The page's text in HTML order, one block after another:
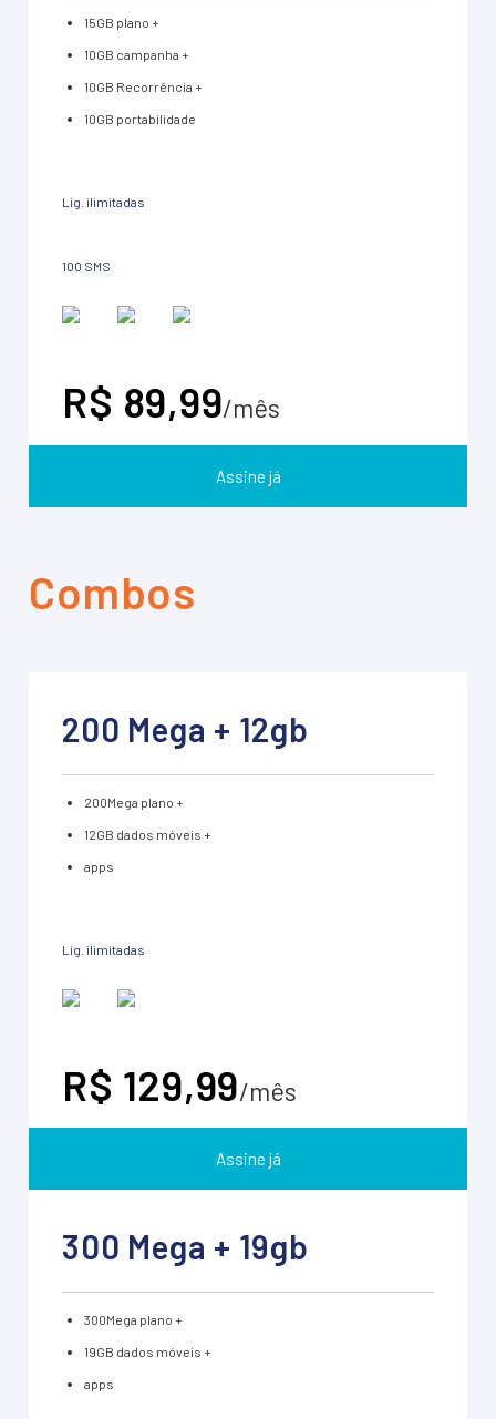
15GB plano +
10GB campanha +
10GB Recorrência +
10GB portabilidade
Lig. ilimitadas
100 SMS
R$ 89,99/mês
Assine já
Combos
200 Mega + 12gb
200Mega plano +
12GB dados móveis +
apps
Lig. ilimitadas
R$ 129,99/mês
Assine já
300 Mega + 19gb
300Mega plano +
19GB dados móveis +
apps